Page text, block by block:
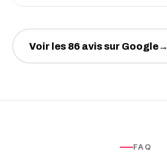
Voir les 86 avis sur Google→
FAQ